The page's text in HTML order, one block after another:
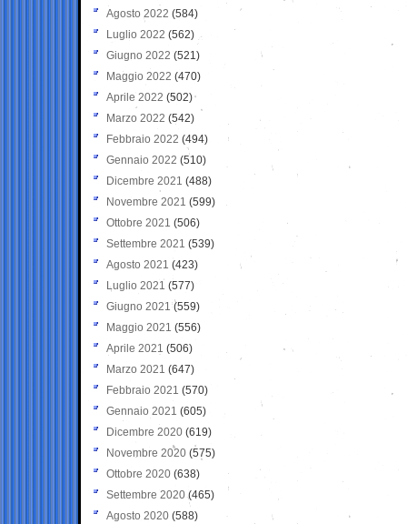
Agosto 2022 (584)
Luglio 2022 (562)
Giugno 2022 (521)
Maggio 2022 (470)
Aprile 2022 (502)
Marzo 2022 (542)
Febbraio 2022 (494)
Gennaio 2022 (510)
Dicembre 2021 (488)
Novembre 2021 (599)
Ottobre 2021 (506)
Settembre 2021 (539)
Agosto 2021 (423)
Luglio 2021 (577)
Giugno 2021(559)
Maggio 2021 (556)
Aprile 2021 (506)
Marzo 2021 (647)
Febbraio 2021 (570)
Gennaio 2021 (605)
Dicembre 2020 (619)
Novembre 2020 (575)
Ottobre 2020 (638)
Settembre 2020(465)
Agosto 2020 (588)